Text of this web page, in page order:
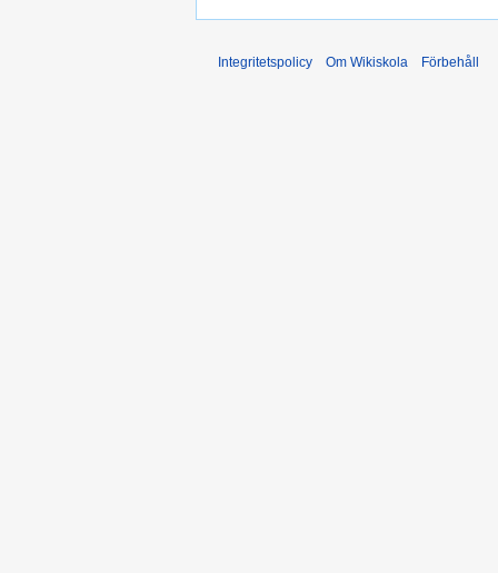
Integritetspolicy Om Wikiskola Förbehåll